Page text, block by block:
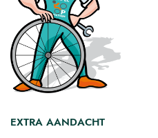
EXTRA AANDACHT